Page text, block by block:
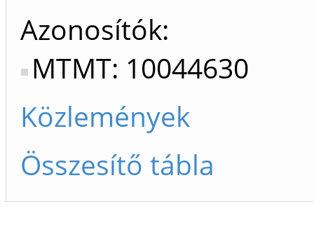
Azonosítók
MTMT: 10044630
Közlemények
Összesítő tábla